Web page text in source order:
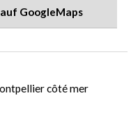
auf GoogleMaps
côté mer